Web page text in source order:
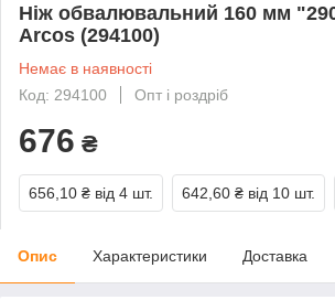
Ніж обвалювальний 160 мм
Arcos (294100)
Немає в наявності
Код: 294100
Опт і роздріб
676 ₴
656,10 ₴ від 4 шт. 642,60 ₴ від 10 шт.
Опис Характеристики Доставка